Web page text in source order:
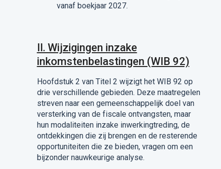
vanaf boekjaar 2027.
II. Wijzigingen inzake
inkomstenbelastingen (WIB 92)
Hoofdstuk 2 van Titel 2 wijzigt het WIB 92 op
drie verschillende gebieden. Deze maatregelen
streven naar een gemeenschappelijk doel van
versterking van de fiscale ontvangsten, maar
hun modaliteiten inzake inwerkingtreding, de
ontdekkingen die zij brengen en de resterende
opportuniteiten die ze bieden, vragen om een
bijzonder nauwkeurige analyse.